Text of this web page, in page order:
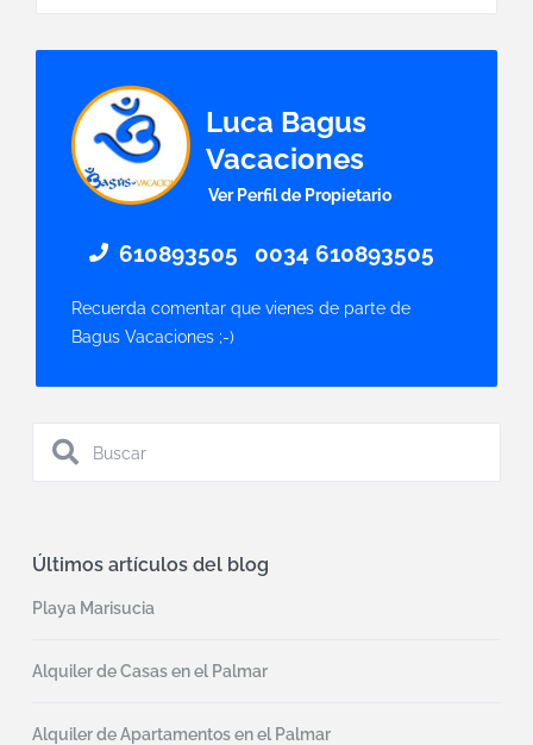
Luca Bagus
Vacaciones
Ver Perfil de Propietario
610893505 0034 610893505
Recuerda comentar que vienes de parte de
Bagus Vacaciones ;-)
Últimos artículos del blog
Playa Marisucia
Alquiler de Casas en el Palmar
Alquiler de Apartamentos en el Palmar